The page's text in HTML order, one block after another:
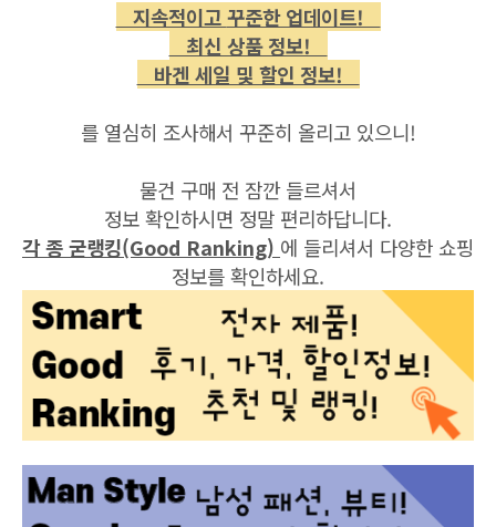
지속적이고꾸준한 업데이트!
최신 상품 정보!
바겐 세일 및 할인 정보!
를 열심히 조사해서 꾸준히 올리고 있으니!
물건 구매 전 잠깐 들르셔서
정보 확인하시면 정말 편리하답니다.
각 종 굳랭킹(Good Ranking) 에 들리셔서 다양한 쇼핑
정보를 확인하세요.